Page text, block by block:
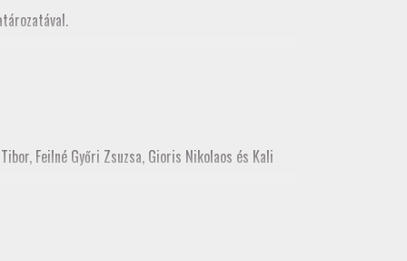
Feilné Győri Zsuzsa, Gioris Nikolaos és Kali